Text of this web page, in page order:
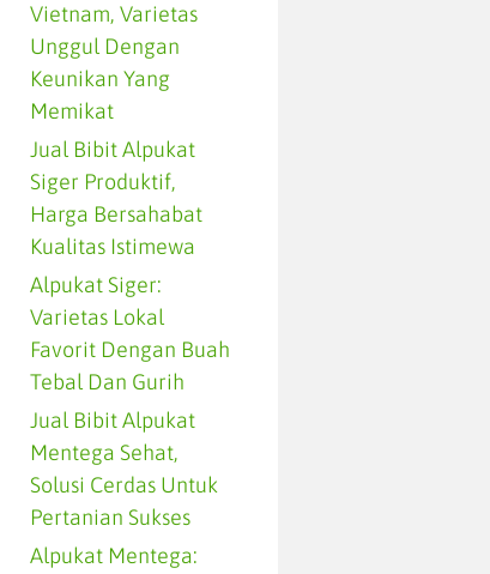
Vietnam, Varietas
Unggul Dengan
Keunikan Yang
Memikat
Jual Bibit Alpukat
Siger Produktif,
Harga Bersahabat
Kualitas Istimewa
Alpukat Siger:
Varietas Lokal
Favorit Dengan Buah
Tebal Dan Gurih
Jual Bibit Alpukat
Mentega Sehat,
Solusi Cerdas Untuk
Pertanian Sukses
Alpukat Mentega: